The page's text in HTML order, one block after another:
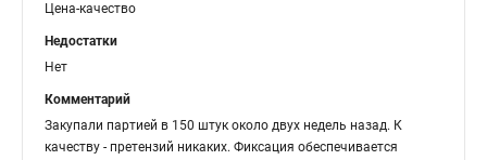
Цена-качество
Недостатки
Нет
Комментарий
Закупали партией в 150 штук около двух недель назад. К
качеству - претензий никаких. Фиксация обеспечивается